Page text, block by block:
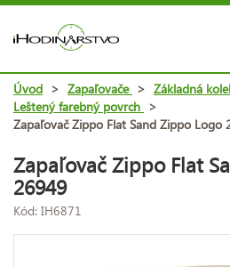
Úvod > Zapaľovače > Základná
Leštený farebný povrch >
Zapaľovač Zippo Flat Sand Zippo Logo
Zapaľovač Zippo Flat
26949
Kód: IH6871